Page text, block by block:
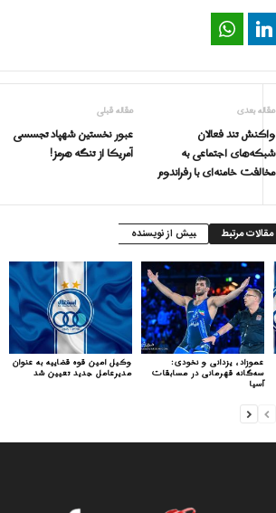
Pinterest
LinkedIn
مقاله قبلی
عبور نخستین شهپاد تجسسی
آمریکا از تنگه هرمز!
مقاله بعدی
واکنش تند فعالان
شبكه‌هاى اجتماعى به
مخالفت خامنه‌ای با رفراندوم
مقالات مرتبط بیش از نویسنده
وکیل امین قوه قضاییه به عنوان
مدیرعامل جدید تعیین شد
عموزاد، یزدانی و نخودی:
سه‌گانه قهرمانی در مسابقات
آسیا